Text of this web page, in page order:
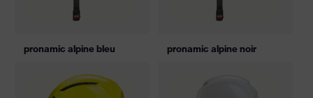
pronamic alpine bleu pronamic alpine noir